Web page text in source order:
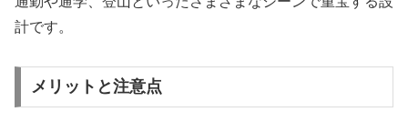
計です。
メリットと注意点